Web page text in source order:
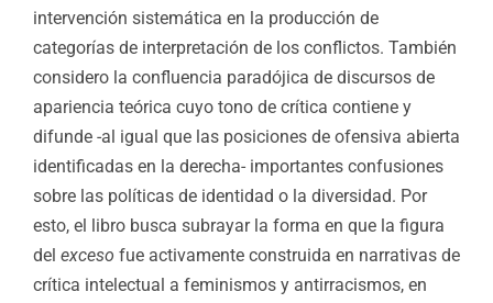
intervención sistemática en la producción de
categorías de interpretación de los conflictos. También
considero la confluencia paradójica de discursos de
apariencia teórica cuyo tono de crítica contiene y
difunde -al igual que las posiciones de ofensiva abierta
identificadas en la derecha- importantes confusiones
sobre las políticas de identidad o la diversidad. Por
esto, el libro busca subrayar la forma en que la figura
del exceso fue activamente construida en narrativas de
crítica intelectual a feminismos y antirracismos, en